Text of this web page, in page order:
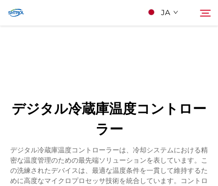
JA
連絡する
デジタル冷蔵庫温度コントロー
ラー
デジタル冷蔵庫温度コントローラーは、冷却システムにおける精
密な温度管理のための最先端ソリューションを表しています。こ
の洗練されたデバイスは、最適な温度条件を一貫して維持するた
めに高度なマイクロプロセッサ技術を統合しています。コントロ